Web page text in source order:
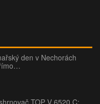
den v Nechorách
TOP V 6520 C: